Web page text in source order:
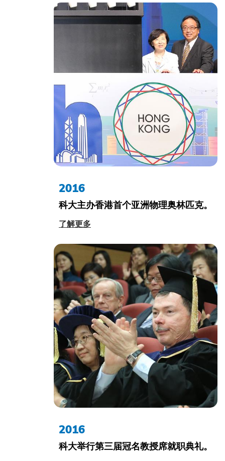
2016
科大主办香港首个亚洲物理奥林匹克。
了解更多
2016
科大举行第三届冠名教授席就职典礼。